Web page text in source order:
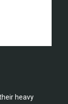
heavy